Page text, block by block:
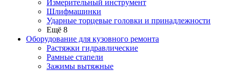
Измерительный инструмент
Шлифмашинки
Ударные торцевые головки и принадлежности
Ещё 8
Оборудование для кузовного ремонта
Растяжки гидравлические
Рамные стапели
Зажимы вытяжные